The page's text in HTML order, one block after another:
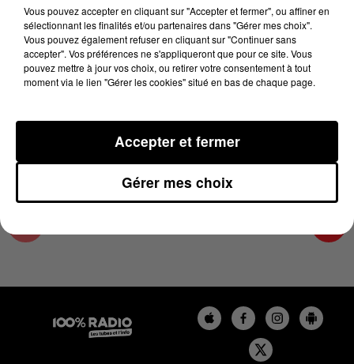
24 avril 2025 - 2 min 15 sec
LES INFOS DE L'ARIEGE DU 24/04/2025 À
12H00
Podcasts infos de l'Ariège
Vous pouvez accepter en cliquant sur "Accepter et fermer", ou affiner en
sélectionnant les finalités et/ou partenaires dans "Gérer mes choix".
Vous pouvez également refuser en cliquant sur "Continuer sans
accepter". Vos préférences ne s'appliqueront que pour ce site. Vous
pouvez mettre à jour vos choix, ou retirer votre consentement à tout
moment via le lien "Gérer les cookies" situé en bas de chaque page.
Gérer mes choix
Accepter et fermer